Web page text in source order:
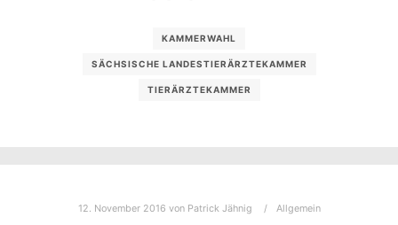
KAMMERWAHL
SÄCHSISCHE LANDESTIERÄRZTEKAMMER
TIERÄRZTEKAMMER
12. November 2016 von Patrick Jähnig Allgemein